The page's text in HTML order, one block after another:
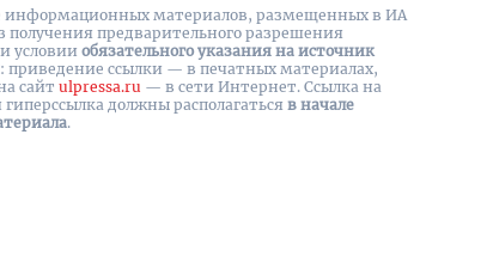
информационных материалов, размещенных в ИА
получения предварительного разрешения
условии обязательного указания на источник
: приведение ссылки — в печатных материалах,
cайт ulpressa.ru — в сети Интернет. Ссылка на
должны располагаться в начале
.